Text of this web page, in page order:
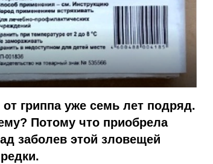
гриппа уже семь лет подряд.
Потому что приобрела
заболев этой зловещей